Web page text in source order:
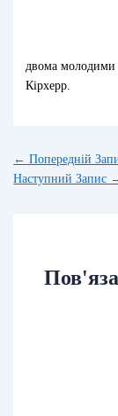
двома
Кірхерр.
← Попередній
Наступний Запис